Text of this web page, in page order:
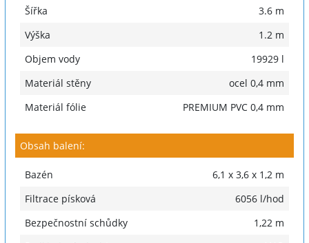
Šířka
3.6 m
Výška
1.2 m
Objem vody
19929 l
Materiál stěny
ocel 0,4 mm
Materiál fólie
PREMIUM PVC 0,4 mm
Obsah balení:
Bazén
6,1 x 3,6 x 1,2 m
Filtrace písková
6056 l/hod
Bezpečnostní schůdky
1,22 m